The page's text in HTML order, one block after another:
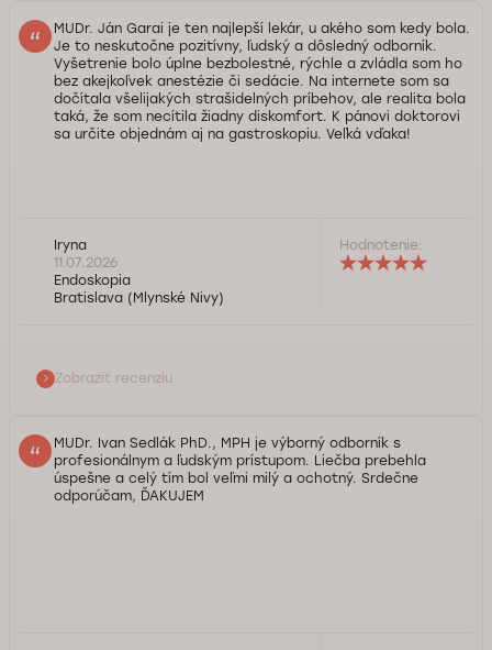
MUDr. Ján Garai je ten najlepší lekár, u akého som kedy bola.
Je to neskutočne pozitívny, ľudský a dôsledný odborník.
Vyšetrenie bolo úplne bezbolestné, rýchle a zvládla som ho
bez akejkoľvek anestézie či sedácie. Na internete som sa
dočítala všelijakých strašidelných príbehov, ale realita bola
taká, že som necítila žiadny diskomfort. K pánovi doktorovi
sa určite objednám aj na gastroskopiu. Veľká vďaka!
Iryna
11.07.2026
Endoskopia
Bratislava (Mlynské Nivy)
Hodnotenie:
Zobraziť recenziu
MUDr. Ivan Sedlák PhD., MPH je výborný odborník s
profesionálnym a ľudským prístupom. Liečba prebehla
úspešne a celý tím bol veľmi milý a ochotný. Srdečne
odporúčam, ĎAKUJEM